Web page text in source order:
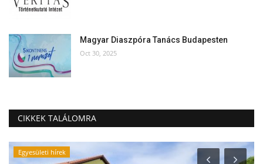
Magyar Diaszpóra Tanács Budapesten
Oct 30, 2025
CIKKEK TALÁLOMRA
Egyesületi hírek